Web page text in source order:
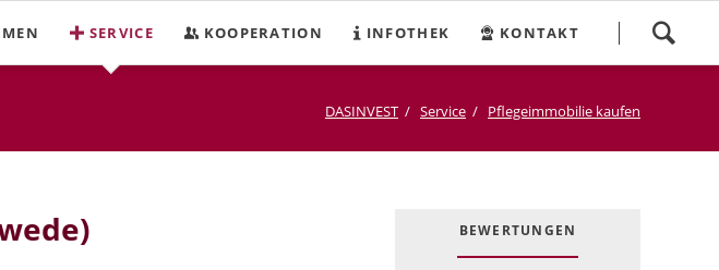
überspringen
SERVICE KOOPERATION INFOTHEK KONTAKT
DASINVEST Service Pflegeimmobilie kaufen
BEWERTUNGEN